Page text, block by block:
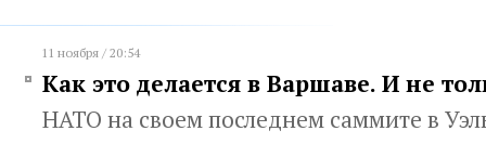
11 ноября / 20:54
Как это делается в Варшаве. И не
НАТО на своем последнем саммите в